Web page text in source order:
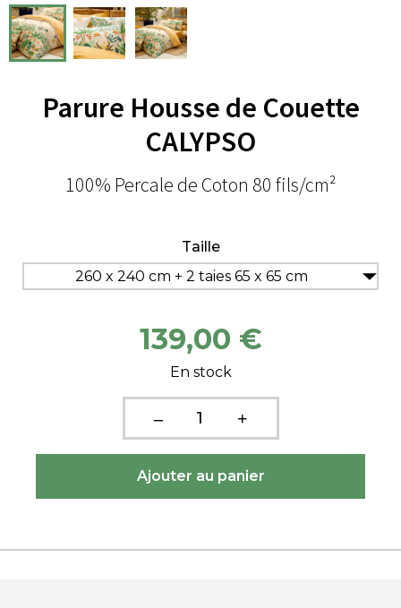
Parure Housse de Couette
CALYPSO
100% Percale de Coton 80 fils/cm²
Taille
260 x 240 cm + 2 taies 65 x 65 cm
139,00 €
En stock